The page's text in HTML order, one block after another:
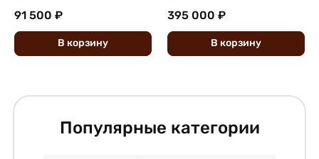
91 500 ₽
В корзину
395 000 ₽
В корзину
Популярные категории